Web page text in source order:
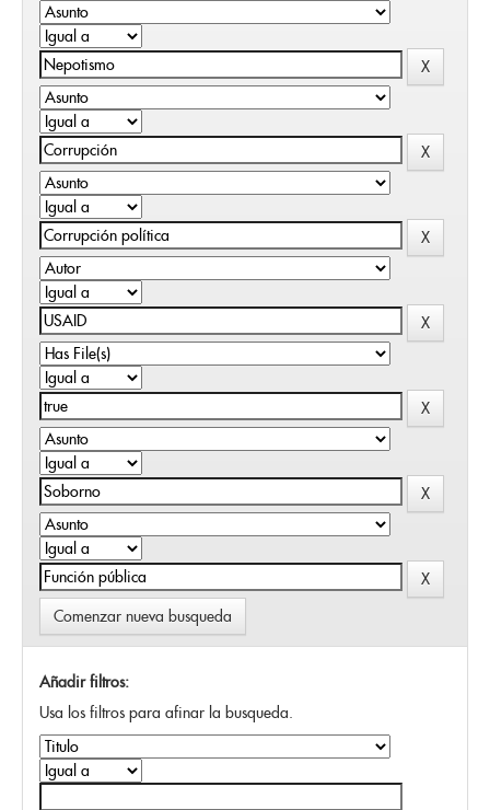
Comenzar nueva busqueda
Añadir filtros:
Usa los filtros para afinar la busqueda.